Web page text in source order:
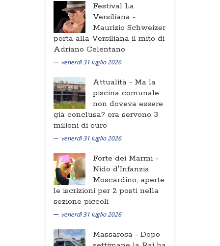
Festival La
Versiliana -
Maurizio Schweizer
porta alla Versiliana il mito di
Adriano Celentano
venerdì 31 luglio 2026
Attualità - Ma la
piscina comunale
non doveva essere
già conclusa? ora servono 3
milioni di euro
venerdì 31 luglio 2026
Forte dei Marmi -
Nido d'Infanzia
Moscardino, aperte
le iscrizioni per 2 posti nella
sezione piccoli
venerdì 31 luglio 2026
Massarosa - Dopo